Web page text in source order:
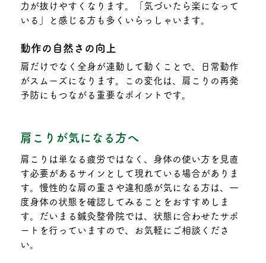
力が抜けやすくなります。「気づいたら楽になって
いる」と感じる方も多くいらっしゃいます。
動作の自然さの向上
肩だけでなく全身が連動して動くことで、日常動作
がスムーズになります。この変化は、肩こりの再発
予防にもつながる重要なポイントです。
肩こりが気になる方へ
肩こりは単なる疲労ではなく、身体の使い方を見直
す必要があるサインとして現れている場合がありま
す。慢性的な肩の重さや違和感が気になる方は、一
度身体の状態を確認してみることをおすすめしま
す。だいまる鍼灸整骨院では、状態に合わせたサポ
ートを行っていますので、お気軽にご相談くださ
い。